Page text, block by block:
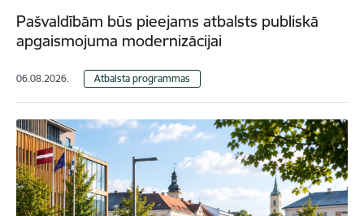
Pašvaldībām būs pieejams atbalsts publiskā
apgaismojuma modernizācijai
06.08.2026. Atbalsta programmas